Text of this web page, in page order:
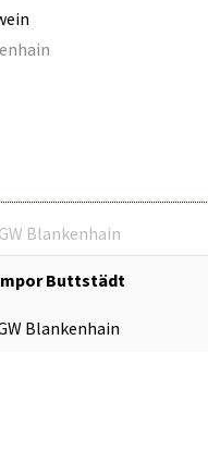
GW Blankenhain
Buttstädt
Blankenhain